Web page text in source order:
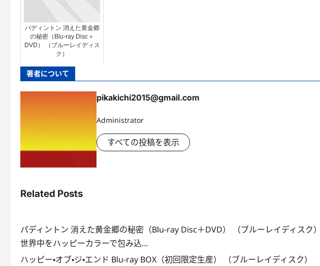
パディントン 消えた黄金郷
の秘密（Blu-ray Disc＋
DVD） （ブルーレイディス
ク）
著者について
pikakichi2015@gmail.com
Administrator
すべての投稿を表示
Related Posts
パディントン 消えた黄金郷の秘密（Blu-ray Disc＋DVD） （ブルーレイディスク）
世界中をハッピーカラーで包み込…
ハッピー・オブ・ジ・エンド Blu-ray BOX（初回限定生産） （ブルーレイディスク）